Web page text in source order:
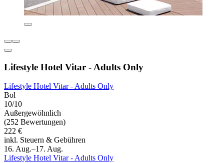
Lifestyle Hotel Vitar - Adults Only
Lifestyle Hotel Vitar - Adults Only
Bol
10/10
Außergewöhnlich
(252 Bewertungen)
222 €
inkl. Steuern & Gebühren
16. Aug.–17. Aug.
Lifestyle Hotel Vitar - Adults Only